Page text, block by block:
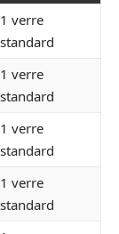
1 verre
standard
1 verre
standard
1 verre
standard
1 verre
standard